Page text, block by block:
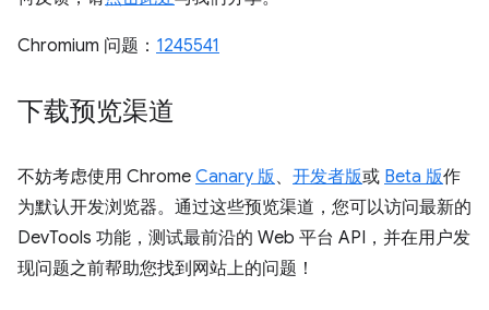
Chromium 问题： 1245541
下载预览渠道
不妨考虑使用 Chrome Canary 版、 开发者版或 Beta 版作
为默认开发浏览器。通过这些预览渠道，您可以访问最新的
DevTools 功能，测试最前沿的 Web 平台 API，并在用户发
现问题之前帮助您找到网站上的问题！